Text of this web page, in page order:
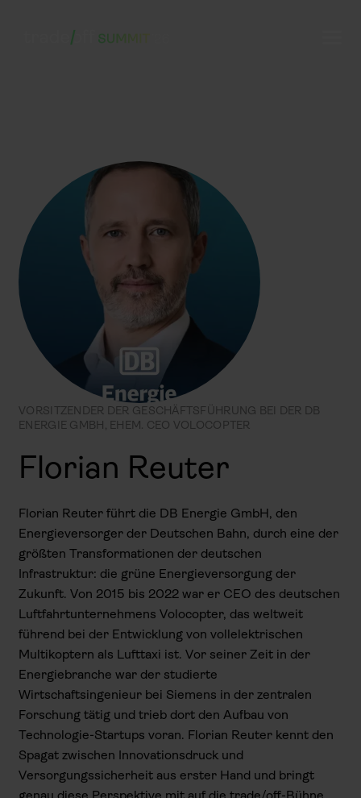
VORSITZENDER DER GESCHÄFTS­FÜHRUNG BEI DER DB
ENERGIE GMBH, EHEM. CEO VOLOCOPTER
Florian Reuter
Florian Reuter führt die DB Energie GmbH, den
Energieversorger der Deutschen Bahn, durch eine der
größten Transformationen der deutschen
Infrastruktur: die grüne Energieversorgung der
Zukunft. Von 2015 bis 2022 war er CEO des deutschen
Luftfahrtunternehmens Volocopter, das weltweit
führend bei der Entwicklung von vollelektrischen
Multikoptern als Lufttaxi ist. Vor seiner Zeit in der
Energiebranche war der studierte
Wirtschaftsingenieur bei Siemens in der zentralen
Forschung tätig und trieb dort den Aufbau von
Technologie-Startups voran. Florian Reuter kennt den
Spagat zwischen Innovationsdruck und
Versorgungssicherheit aus erster Hand und bringt